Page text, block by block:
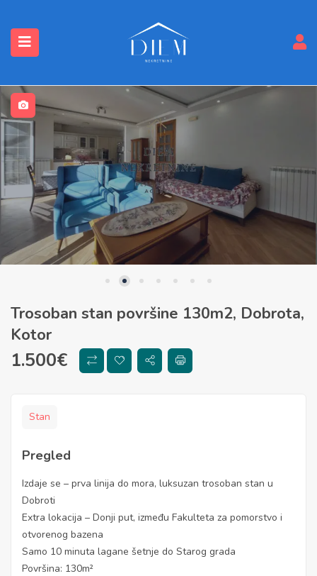
(Nekretnine)
Trosoban stan površine 130m2, Dobrota,
Kotor
1.500€
Stan
Pregled
Izdaje se – prva linija do mora, luksuzan trosoban stan u
Dobroti
Extra lokacija – Donji put, između Fakulteta za pomorstvo i
otvorenog bazena
Samo 10 minuta lagane šetnje do Starog grada
Površina: 130m²